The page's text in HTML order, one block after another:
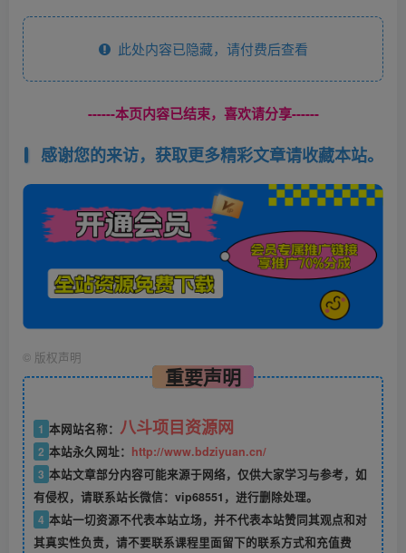
此处内容已隐藏，请付费后查看
------本页内容已结束，喜欢请分享------
感谢您的来访，获取更多精彩文章请收藏本站。
© 版权声明
重要声明
1 本网站名称： 八斗项目资源网
2 本站永久网址： http://www.bdziyuan.cn/
3 本站文章部分内容可能来源于网络，仅供大家学习与参考，如
有侵权，请联系站长微信：vip68551，进行删除处理。
4 本站一切资源不代表本站立场，并不代表本站赞同其观点和对
其真实性负责，请不要联系课程里面留下的联系方式和充值费